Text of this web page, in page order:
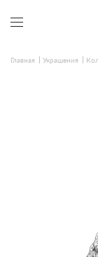
Главная Украшения